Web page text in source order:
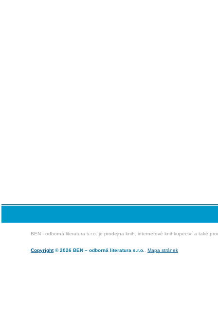
BEN - odborná literatura s.r.o. je prodejna knih, internetové knihkupectví a také
Copyright© 2026 BEN – odborná literatura s.r.o. Mapa stránek